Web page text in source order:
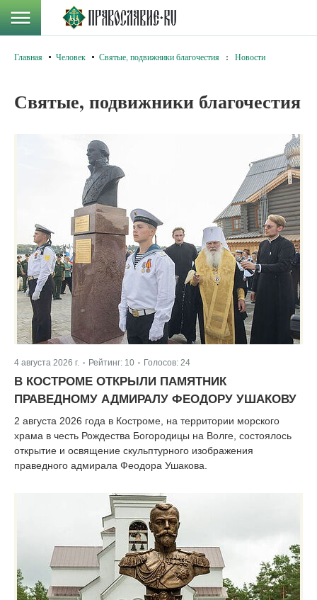
Главная Человек Святые, подвижники благочестия : Новости
Святые, подвижники благочестия
4 августа 2026 г. Рейтинг: 10 Голосов: 24
В КОСТРОМЕ ОТКРЫЛИ ПАМЯТНИК
ПРАВЕДНОМУ АДМИРАЛУ ФЕОДОРУ УШАКОВУ
2 августа 2026 года в Костроме, на территории морского
храма в честь Рождества Богородицы на Волге, состоялось
открытие и освящение скульптурного изображения
праведного адмирала Феодора Ушакова.